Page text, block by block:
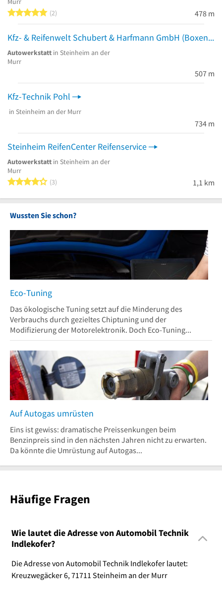
5 von 5 Sternen
2 478 m
Kfz- & Reifenwelt Schubert & Harfmann GmbH (Boxengasse)
Autowerkstatt in Steinheim an der
Murr
507 m
Kfz-Technik Pohl
in Steinheim an der Murr
734 m
Steinheim ReifenCenter Reifenservice
Autowerkstatt in Steinheim an der
Murr
4 von 5 Sternen
3 1,1 km
Wussten Sie schon?
Eco-Tuning
Das ökologische Tuning setzt auf die Minderung des
Verbrauchs durch gezieltes Chiptuning und der
Modifizierung der Motorelektronik. Doch Eco-Tuning...
Auf Autogas umrüsten
Eins ist gewiss: dramatische Preissenkungen beim
Benzinpreis sind in den nächsten Jahren nicht zu erwarten.
Da könnte die Umrüstung auf Autogas...
Häufige Fragen
Wie lautet die Adresse von Automobil Technik
Indlekofer?
Die Adresse von Automobil Technik Indlekofer lautet:
Kreuzwegäcker 6, 71711 Steinheim an der Murr